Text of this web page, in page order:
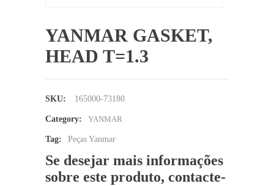
YANMAR GASKET,
HEAD T=1.3
SKU: 165000-73180
Category: YANMAR
Tag: Peças Yanmar
Se desejar mais informações
sobre este produto, contacte-